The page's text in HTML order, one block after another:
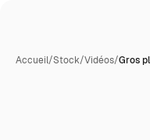
Accueil/Stock/Vidéos/Gros